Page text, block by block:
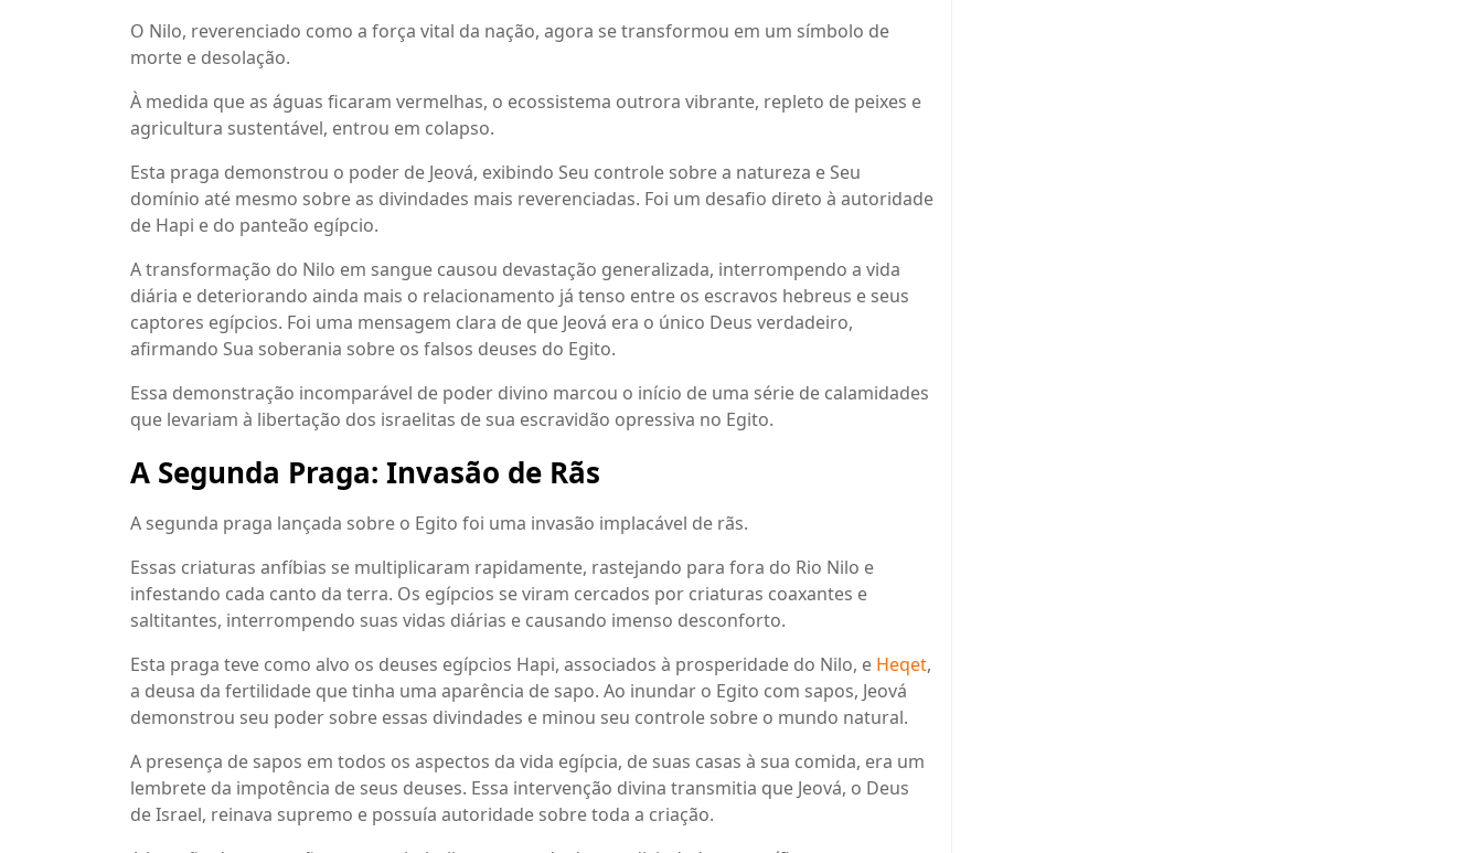
O Nilo, reverenciado como a força vital da nação, agora se transformou em um símbolo de
morte e desolação.
À medida que as águas ficaram vermelhas, o ecossistema outrora vibrante, repleto de peixes e
agricultura sustentável, entrou em colapso.
Esta praga demonstrou o poder de Jeová, exibindo Seu controle sobre a natureza e Seu
domínio até mesmo sobre as divindades mais reverenciadas. Foi um desafio direto à autoridade
de Hapi e do panteão egípcio.
A transformação do Nilo em sangue causou devastação generalizada, interrompendo a vida
diária e deteriorando ainda mais o relacionamento já tenso entre os escravos hebreus e seus
captores egípcios. Foi uma mensagem clara de que Jeová era o único Deus verdadeiro,
afirmando Sua soberania sobre os falsos deuses do Egito.
Essa demonstração incomparável de poder divino marcou o início de uma série de calamidades
que levariam à libertação dos israelitas de sua escravidão opressiva no Egito.
A Segunda Praga: Invasão de Rãs
A segunda praga lançada sobre o Egito foi uma invasão implacável de rãs.
Essas criaturas anfíbias se multiplicaram rapidamente, rastejando para fora do Rio Nilo e
infestando cada canto da terra. Os egípcios se viram cercados por criaturas coaxantes e
saltitantes, interrompendo suas vidas diárias e causando imenso desconforto.
Esta praga teve como alvo os deuses egípcios Hapi, associados à prosperidade do Nilo, e Heqet,
a deusa da fertilidade que tinha uma aparência de sapo. Ao inundar o Egito com sapos, Jeová
demonstrou seu poder sobre essas divindades e minou seu controle sobre o mundo natural.
A presença de sapos em todos os aspectos da vida egípcia, de suas casas à sua comida, era um
lembrete da impotência de seus deuses. Essa intervenção divina transmitia que Jeová, o Deus
de Israel, reinava supremo e possuía autoridade sobre toda a criação.